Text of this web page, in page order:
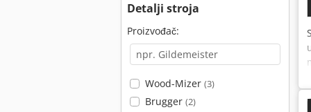
Detalji stroja
Proizvođač:
Wood-Mizer (3)
Brugger (2)
i